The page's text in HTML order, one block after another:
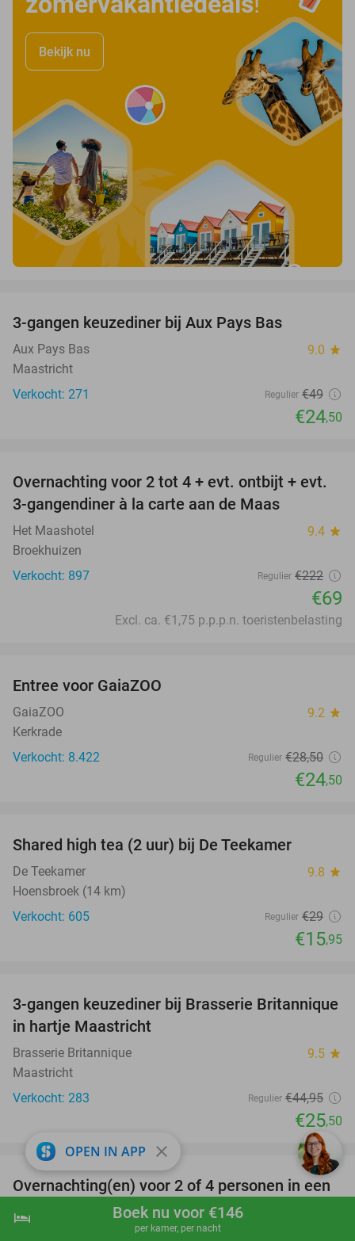
shopping_cart Boek nu
hotel Boek nu voor €146
per kamer, per nacht
Bekijk nu
3-gangen keuzediner bij Aux Pays Bas
Aux Pays Bas 9.0 star
Maastricht
Verkocht: 271
Regulier €49
€24,50
69%
Overnachting voor 2 tot 4 + evt. ontbijt + evt.
3-gangendiner à la carte aan de Maas
Het Maashotel 9.4 star
Broekhuizen
Verkocht: 897
Regulier €222
€69
Excl. ca. €1,75 p.p.p.n. toeristenbelasting
Entree voor GaiaZOO
GaiaZOO 9.2 star
Kerkrade
Verkocht: 8.422
Regulier €28,50
€24,50
Shared high tea (2 uur) bij De Teekamer
De Teekamer 9.8 star
Hoensbroek (14 km)
Verkocht: 605
Regulier €29
€15,95
43%
3-gangen keuzediner bij Brasserie Britannique
in hartje Maastricht
Brasserie Britannique 9.5 star
Maastricht
Verkocht: 283
Regulier €44,95
€25,50
36%
favorite_border
Overnachting(en) voor 2 of 4 personen in een
glampingtent + welkomstdrankje in Durbuy
OPEN IN APP close